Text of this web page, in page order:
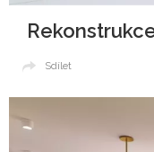
Sdílet